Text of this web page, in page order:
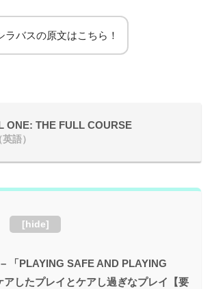
ラバスの原文はこちら！
ONE: THE FULL COURSE
語）
[hide]
「PLAYING SAFE AND PLAYING
アしたプレイとケアし過ぎなプレイ【要